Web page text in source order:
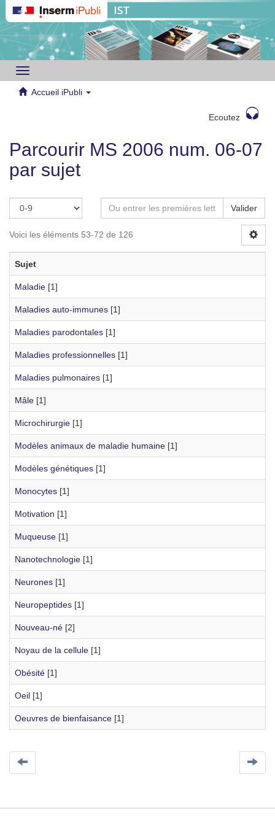
Toggle
navigation
Accueil iPubli
Ecoutez
Parcourir MS 2006 num. 06-07
par sujet
Valider
Voici les éléments 53-72 de 126
Sujet
Maladie [1]
Maladies auto-immunes [1]
Maladies parodontales [1]
Maladies professionnelles [1]
Maladies pulmonaires [1]
Mâle [1]
Microchirurgie [1]
Modèles animaux de maladie humaine [1]
Modèles génétiques [1]
Monocytes [1]
Motivation [1]
Muqueuse [1]
Nanotechnologie [1]
Neurones [1]
Neuropeptides [1]
Nouveau-né [2]
Noyau de la cellule [1]
Obésité [1]
Oeil [1]
Oeuvres de bienfaisance [1]